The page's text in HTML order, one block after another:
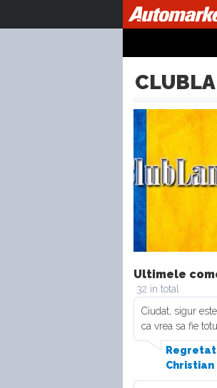
Ultimele
32 in total
Ciudat, sigur
ca vrea sa fie
Christian